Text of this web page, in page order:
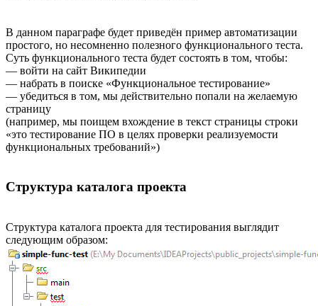
В данном параграфе будет приведён пример автоматизации
простого, но несомненно полезного функционального теста.
Суть функционального теста будет состоять в том, чтобы:
— войти на сайт Википедии
— набрать в поиске «Функциональное тестирование»
— убедиться в том, мы действительно попали на желаемую
страницу
(например, мы поищем вхождение в текст страницы строки
«это тестирование ПО в целях проверки реализуемости
функциональных требований»)
Структура каталога проекта
Структура каталога проекта для тестирования выглядит
следующим образом: